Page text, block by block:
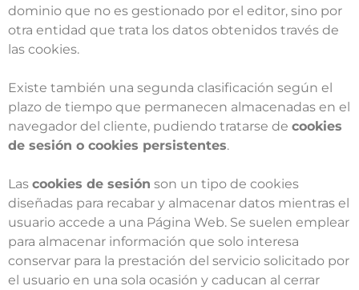
dominio que no es gestionado por el editor, sino por
otra entidad que trata los datos obtenidos través de
las cookies.
Existe también una segunda clasificación según el
plazo de tiempo que permanecen almacenadas en el
navegador del cliente, pudiendo tratarse de cookies
de sesión o cookies persistentes.
Las cookies de sesión son un tipo de cookies
diseñadas para recabar y almacenar datos mientras el
usuario accede a una Página Web. Se suelen emplear
para almacenar información que solo interesa
conservar para la prestación del servicio solicitado por
el usuario en una sola ocasión y caducan al cerrar